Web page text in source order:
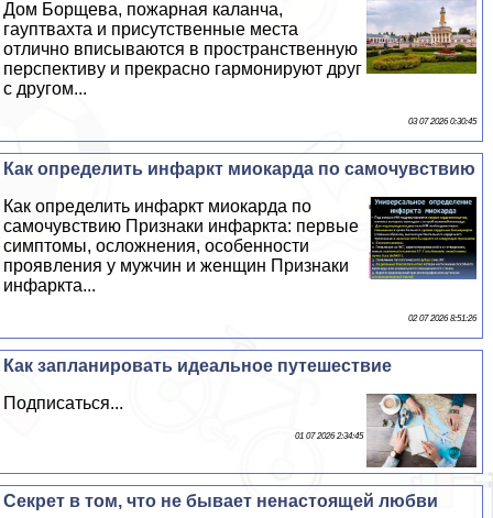
Дом Борщева, пожарная каланча,
гауптвахта и присутственные места
отлично вписываются в прострaнcтвенную
перспективу и прекрасно гармонируют друг
с другом...
03 07 2026 0:30:45
Как определить инфаркт миокарда по самочувствию
Как определить инфаркт миокарда по
самочувствию Признаки инфаркта: первые
симптомы, осложнения, особенности
проявления у мужчин и женщин Признаки
инфаркта...
02 07 2026 8:51:26
Как запланировать идеальное путешествие
Подписаться...
01 07 2026 2:34:45
Секрет в том, что не бывает ненастоящей любви